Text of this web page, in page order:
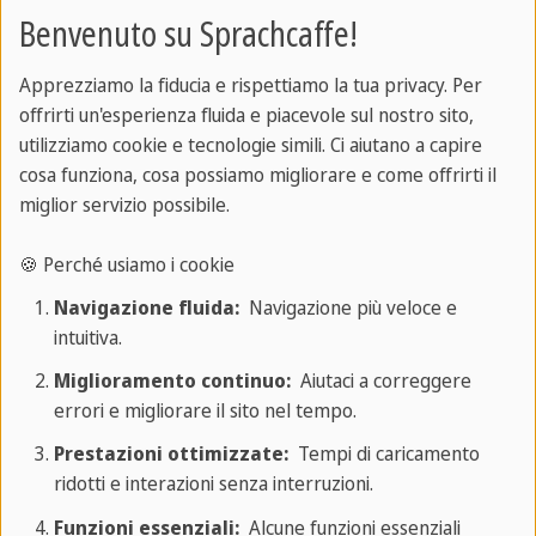
Attività
A SPRACHCAFFE Playa del Carmen, ogni giorno è
Benvenuto su Sprachcaffe!
Apprezziamo la fiducia e rispettiamo la tua privacy. Per
offrirti un'esperienza fluida e piacevole sul nostro sito,
utilizziamo cookie e tecnologie simili. Ci aiutano a capire
cosa funziona, cosa possiamo migliorare e come offrirti il
miglior servizio possibile.
🍪 Perché usiamo i cookie
Navigazione fluida:Navigazione più veloce e
intuitiva.
Miglioramento continuo:Aiutaci a correggere
errori e migliorare il sito nel tempo.
Prestazioni ottimizzate:Tempi di caricamento
ridotti e interazioni senza interruzioni.
Funzioni essenziali:Alcune funzioni essenziali